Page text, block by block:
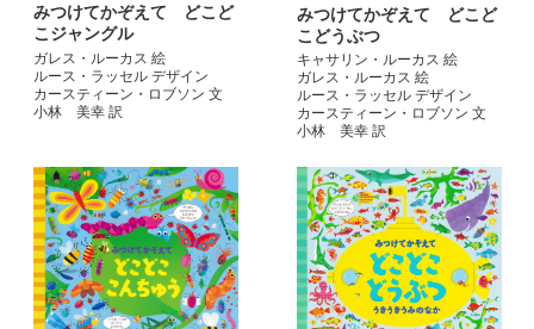
みつけてかぞえて どこど
こジャングル
ガレス・ルーカス 絵
ルース・ラッセル デザイン
カースティーン・ロブソン 文
小林 美幸 訳
みつけてかぞえて どこど
こどうぶつ
キャサリン・ルーカス 絵
ガレス・ルーカス 絵
ルース・ラッセル デザイン
カースティーン・ロブソン 文
小林 美幸 訳